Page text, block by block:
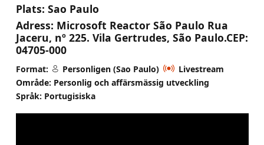
Plats: Sao Paulo
Adress: Microsoft Reactor São Paulo Rua
Jaceru, nº 225. Vila Gertrudes, São Paulo.CEP:
04705-000
Format: Personligen (Sao Paulo)
Livestream
Område: Personlig och affärsmässig utveckling
Språk: Portugisiska